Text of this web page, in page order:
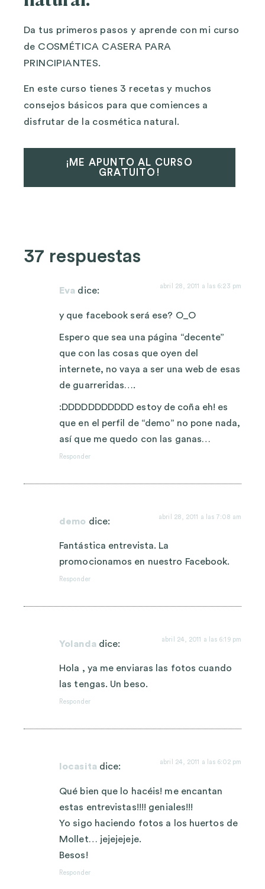
Da tus primeros pasos y aprende con mi curso
de COSMÉTICA CASERA PARA
PRINCIPIANTES.
En este curso tienes 3 recetas y muchos
consejos básicos para que comiences a
disfrutar de la cosmética natural.
¡ME APUNTO AL CURSO
GRATUITO!
37 respuestas
Eva dice: abril 28, 2011 a las 6:23 pm
y que facebook será ese? O_O
Espero que sea una página “decente”
que con las cosas que oyen del
internete, no vaya a ser una web de esas
de guarreridas….
:DDDDDDDDDDD estoy de coña eh! es
que en el perfil de “demo” no pone nada,
así que me quedo con las ganas…
Responder
demo dice: abril 28, 2011 a las 7:08 am
Fantástica entrevista. La
promocionamos en nuestro Facebook.
Responder
Yolanda dice: abril 24, 2011 a las 6:19 pm
Hola , ya me enviaras las fotos cuando
las tengas. Un beso.
Responder
locasita dice: abril 24, 2011 a las 6:02 pm
Qué bien que lo hacéis! me encantan
estas entrevistas!!!! geniales!!!
Yo sigo haciendo fotos a los huertos de
Mollet… jejejejeje.
Besos!
Responder